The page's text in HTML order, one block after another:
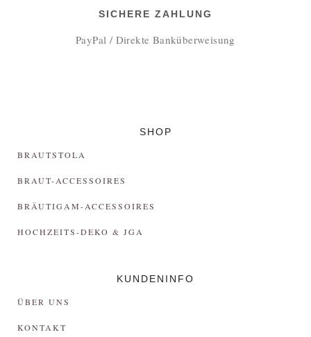
SICHERE ZAHLUNG
PayPal / Direkte Banküberweisung
SHOP
BRAUTSTOLA
BRAUT-ACCESSOIRES
BRÄUTIGAM-ACCESSOIRES
HOCHZEITS-DEKO & JGA
KUNDENINFO
ÜBER UNS
KONTAKT